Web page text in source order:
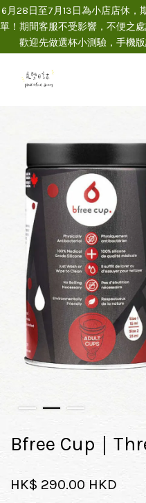
6月28日至7月13日為小店店休，
單！期間客服不受影響，不便之
歡迎先做選杯小測驗，手機
Bfree Cup｜
HK$ 290.00 HKD
您的購物車